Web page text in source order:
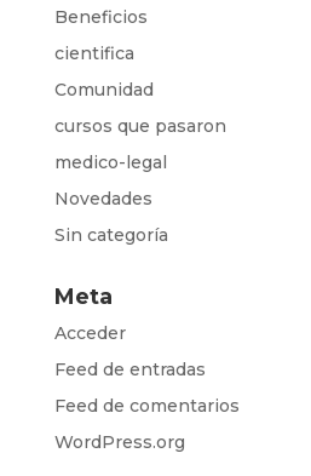
Beneficios
cientifica
Comunidad
cursos que pasaron
medico-legal
Novedades
Sin categoría
Meta
Acceder
Feed de entradas
Feed de comentarios
WordPress.org